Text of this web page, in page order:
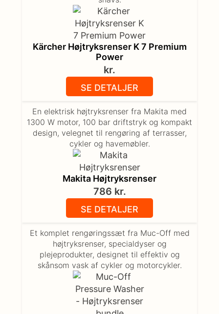
Kärcher Højtryksrenser K 7 Premium
Power
kr.
SE DETALJER
Makita Højtryksrenser
En elektrisk højtryksrenser fra Makita med
1300 W motor, 100 bar driftstryk og kompakt
design, velegnet til rengøring af terrasser,
cykler og havemøbler.
786 kr.
SE DETALJER
Et komplet rengøringssæt fra Muc-Off med
højtryksrenser, specialdyser og
plejeprodukter, designet til effektiv og
skånsom vask af cykler og motorcykler.